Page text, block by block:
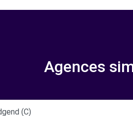
Agences
(C)